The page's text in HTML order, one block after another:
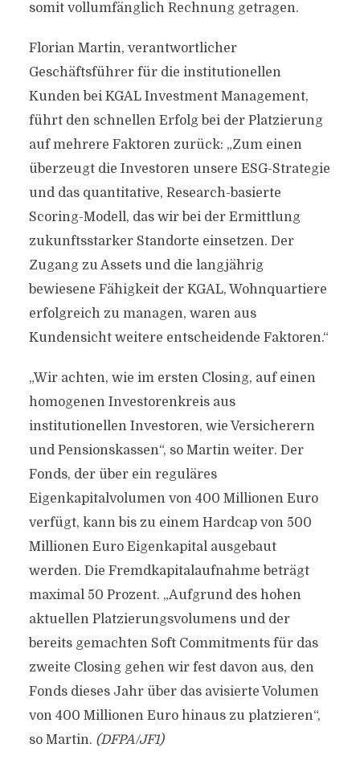
somit vollumfänglich Rechnung getragen.
Florian Martin, verantwortlicher
Geschäftsführer für die institutionellen
Kunden bei KGAL Investment Management,
führt den schnellen Erfolg bei der Platzierung
auf mehrere Faktoren zurück: „Zum einen
überzeugt die Investoren unsere ESG-Strategie
und das quantitative, Research-basierte
Scoring-Modell, das wir bei der Ermittlung
zukunftsstarker Standorte einsetzen. Der
Zugang zu Assets und die langjährig
bewiesene Fähigkeit der KGAL, Wohnquartiere
erfolgreich zu managen, waren aus
Kundensicht weitere entscheidende Faktoren.“
„Wir achten, wie im ersten Closing, auf einen
homogenen Investorenkreis aus
institutionellen Investoren, wie Versicherern
und Pensionskassen“, so Martin weiter. Der
Fonds, der über ein reguläres
Eigenkapitalvolumen von 400 Millionen Euro
verfügt, kann bis zu einem Hardcap von 500
Millionen Euro Eigenkapital ausgebaut
werden. Die Fremdkapitalaufnahme beträgt
maximal 50 Prozent. „Aufgrund des hohen
aktuellen Platzierungsvolumens und der
bereits gemachten Soft Commitments für das
zweite Closing gehen wir fest davon aus, den
Fonds dieses Jahr über das avisierte Volumen
von 400 Millionen Euro hinaus zu platzieren“,
so Martin. (DFPA/JF1)